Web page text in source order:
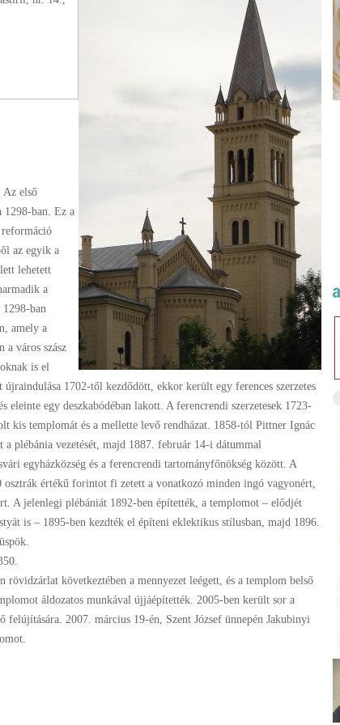
Az első
1298-ban. Ez a
az egyik a
lehetett
a
ban
amely a
a város szász
is el
1702-től kezdődött, ekkor került egy ferences szerzetes
eleinte egy deszkabódéban lakott. A ferencrendi szerzetesek 1723-
kis templomát és a mellette levő rendházat. 1858-tól Pittner Ignác
plébánia vezetését, majd 1887. február 14-i dátummal
egyházközség és a ferencrendi tartományfőnökség között. A
osztrák értékű forintot fi zetett a vonatkozó minden ingó vagyonért,
A jelenlegi plébániát 1892-ben építették, a templomot – elődjét
is – 1895-ben kezdték el építeni eklektikus stílusban, majd 1896.
következtében a mennyezet leégett, és a templom belső
áldozatos munkával újjáépítették. 2005-ben került sor a
felújítására. 2007. március 19-én, Szent József ünnepén Jakubinyi